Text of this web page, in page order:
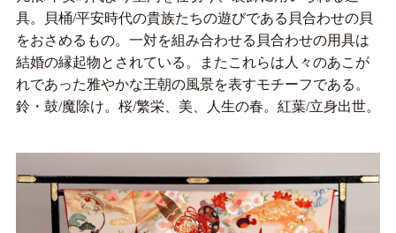
具。貝桶/平安時代の貴族たちの遊びである貝合わせの貝
をおさめるもの。一対を組み合わせる貝合わせの用具は
結婚の縁起物とされている。またこれらは人々のあこが
れであった雅やかな王朝の風景を表すモチーフである。
鈴・鼓/魔除け。桜/繁栄、美、人生の春。紅葉/立身出世。